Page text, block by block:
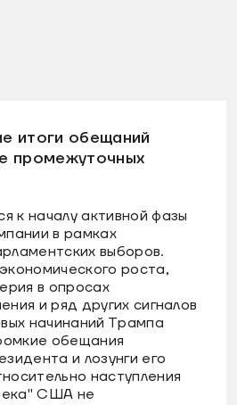
итоги обещаний
промежуточных
к началу активной фазы
в рамках
выборов.
роста,
в опросах
и ряд других сигналов
начинаний Трампа
обещания
и лозунги его
наступления
США не